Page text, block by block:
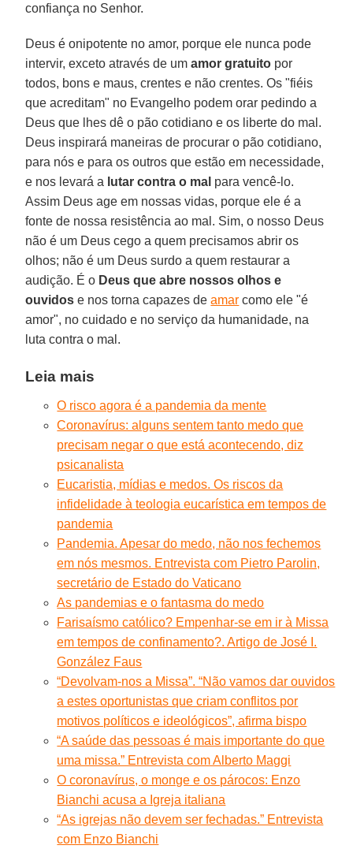
confiança no Senhor.
Deus é onipotente no amor, porque ele nunca pode
intervir, exceto através de umamor gratuito por
todos, bons e maus, crentes e não crentes. Os "fiéis
que acreditam" no Evangelho podem orar pedindo a
Deus que lhes dê o pão cotidiano e os liberte do mal.
Deus inspirará maneiras de procurar o pão cotidiano,
para nós e para os outros que estão em necessidade,
e nos levará a lutar contra o mal para vencê-lo.
Assim Deus age em nossas vidas, porque ele é a
fonte de nossa resistência ao mal. Sim, o nosso Deus
não é um Deus cego a quem precisamos abrir os
olhos; não é um Deus surdo a quem restaurar a
audição. É o Deus que abre nossos olhos e
ouvidos e nos torna capazes deamar como ele "é
amor", no cuidado e no serviço da humanidade, na
luta contra o mal.
Leia mais
O risco agora é a pandemia da mente
Coronavírus: alguns sentem tanto medo que
precisam negar o que está acontecendo, diz
psicanalista
Eucaristia, mídias e medos. Os riscos da
infidelidade à teologia eucarística em tempos de
pandemia
Pandemia. Apesar do medo, não nos fechemos
em nós mesmos. Entrevista com Pietro Parolin,
secretário de Estado do Vaticano
As pandemias e o fantasma do medo
Farisaísmo católico? Empenhar-se em ir à Missa
em tempos de confinamento?. Artigo de José I.
González Faus
“Devolvam-nos a Missa”. “Não vamos dar ouvidos
a estes oportunistas que criam conflitos por
motivos políticos e ideológicos”, afirma bispo
“A saúde das pessoas é mais importante do que
uma missa.” Entrevista com Alberto Maggi
O coronavírus, o monge e os párocos: Enzo
Bianchi acusa a Igreja italiana
“As igrejas não devem ser fechadas.” Entrevista
com Enzo Bianchi